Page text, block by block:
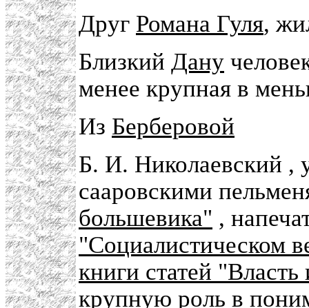
Друг Романа Гуля,
Близкий Дану
менее крупная в
Из Берберовой
Б. И. Николаевский ,
сааровскими
большевика" ,
"Социалистическом
книги статей "Власть
крупную роль в